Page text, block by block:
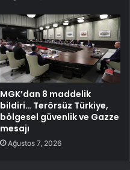
MGK’dan 8 maddelik
bildiri… Terörsüz Türkiye,
bölgesel güvenlik ve Gazze
mesajı
Ağustos 7, 2026